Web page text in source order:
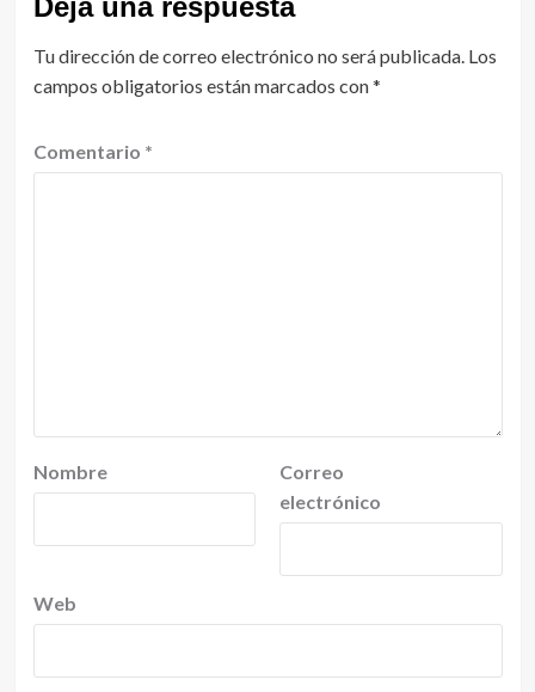
Deja una respuesta
Tu dirección de correo electrónico no será publicada. Los
campos obligatorios están marcados con*
Comentario *
Nombre
Correo
electrónico
Web